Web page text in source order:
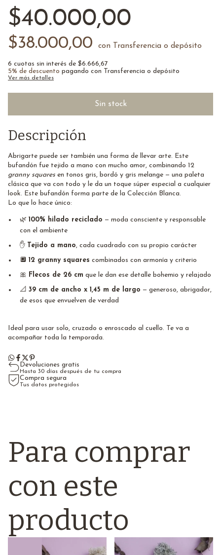
$40.000,00
$38.000,00 con Transferencia o depósito
6 cuotas sin interés de $6.666,67
5% de descuento pagando con Transferencia o depósito
Ver más detalles
Descripción
Abrigarte puede ser también una forma de llevar arte. Este
bufandón fue tejido a mano con mucho amor, combinando 12
granny squares en tonos gris, bordó y gris melange — una paleta
clásica que va con todo y le da un toque súper especial a cualquier
look. Este bufandón forma parte de la Colección Blanca.
Lo que lo hace único:
🌿 100% hilado reciclado — moda consciente y responsable
con el ambiente
✋
Tejido a mano, cada cuadrado con su propio carácter
🔲 12 granny squares combinados con armonía y criterio
🎀 Flecos de 26 cm que le dan ese detalle bohemio y relajado
📐 39 cm de ancho x 1,45 m de largo — generoso, abrigador,
de esos que envuelven de verdad
Ideal para usar solo, cruzado o enroscado al cuello. Te va a
acompañar toda la temporada.
Devoluciones gratis
Hasta 30 días después de tu compra
Compra segura
Tus datos protegidos
Para comprar
con este
producto